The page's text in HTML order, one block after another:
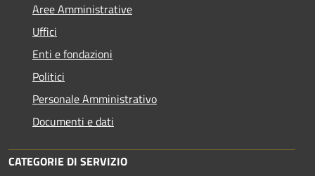
Aree Amministrative
Uffici
Enti e fondazioni
Politici
Personale Amministrativo
Documenti e dati
CATEGORIE DI SERVIZIO